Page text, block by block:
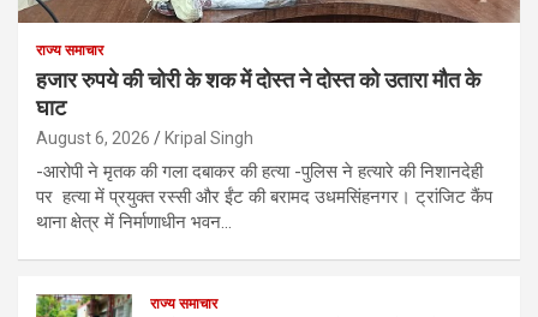
राज्य समाचार
हजार रुपये की चोरी के शक में दोस्त ने दोस्त को उतारा मौत के
घाट
August 6, 2026 Kripal Singh
-आरोपी ने मृतक की गला दबाकर की हत्या -पुलिस ने हत्यारे की निशानदेही
पर हत्या में प्रयुक्त रस्सी और ईंट की बरामद उधमसिंहनगर। ट्रांजिट कैंप
थाना क्षेत्र में निर्माणाधीन भवन…
राज्य समाचार